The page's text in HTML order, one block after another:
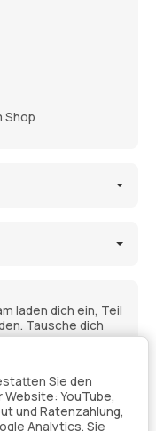
Shop
Sie den
YouTube,
und Ratenzahlung,
Analytics. Sie